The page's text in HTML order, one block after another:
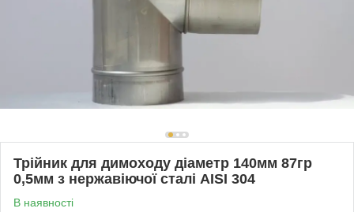
Трійник для димоходу діаметр 140мм 87гр
0,5мм з нержавіючої сталі AISI 304
В наявності